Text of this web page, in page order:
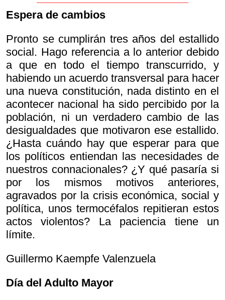
Espera de cambios
Pronto se cumplirán tres años del estallido
social. Hago referencia a lo anterior debido
a que en todo el tiempo transcurrido, y
habiendo un acuerdo transversal para hacer
una nueva constitución, nada distinto en el
acontecer nacional ha sido percibido por la
población, ni un verdadero cambio de las
desigualdades que motivaron ese estallido.
¿Hasta cuándo hay que esperar para que
los políticos entiendan las necesidades de
nuestros connacionales? ¿Y qué pasaría si
por los mismos motivos anteriores,
agravados por la crisis económica, social y
política, unos termocéfalos repitieran estos
actos violentos? La paciencia tiene un
límite.
Guillermo Kaempfe Valenzuela
Día del Adulto Mayor